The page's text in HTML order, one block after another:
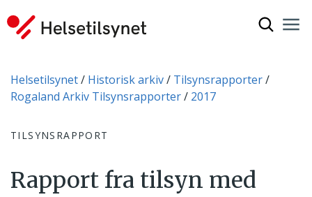
Du er her:
Helsetilsynet Historisk arkiv
Tilsynsrapporter
Rogaland Arkiv Tilsynsrapporter
2017
TILSYNSRAPPORT
Rapport fra tilsyn med